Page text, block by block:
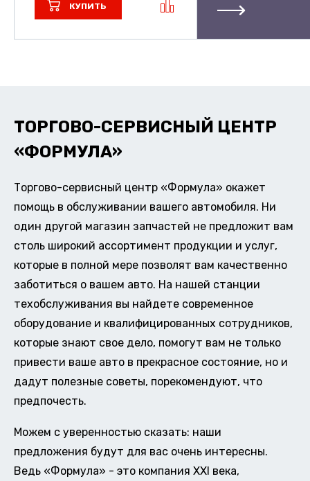
КУПИТЬ
ТОРГОВО-СЕРВИСНЫЙ ЦЕНТР
«ФОРМУЛА»
Торгово-сервисный центр «Формула» окажет
помощь в обслуживании вашего автомобиля. Ни
один другой магазин запчастей не предложит вам
столь широкий ассортимент продукции и услуг,
которые в полной мере позволят вам качественно
заботиться о вашем авто. На нашей станции
техобслуживания вы найдете современное
оборудование и квалифицированных сотрудников,
которые знают свое дело, помогут вам не только
привести ваше авто в прекрасное состояние, но и
дадут полезные советы, порекомендуют, что
предпочесть.
Можем с уверенностью сказать: наши
предложения будут для вас очень интересны.
Ведь «Формула» - это компания XXI века,